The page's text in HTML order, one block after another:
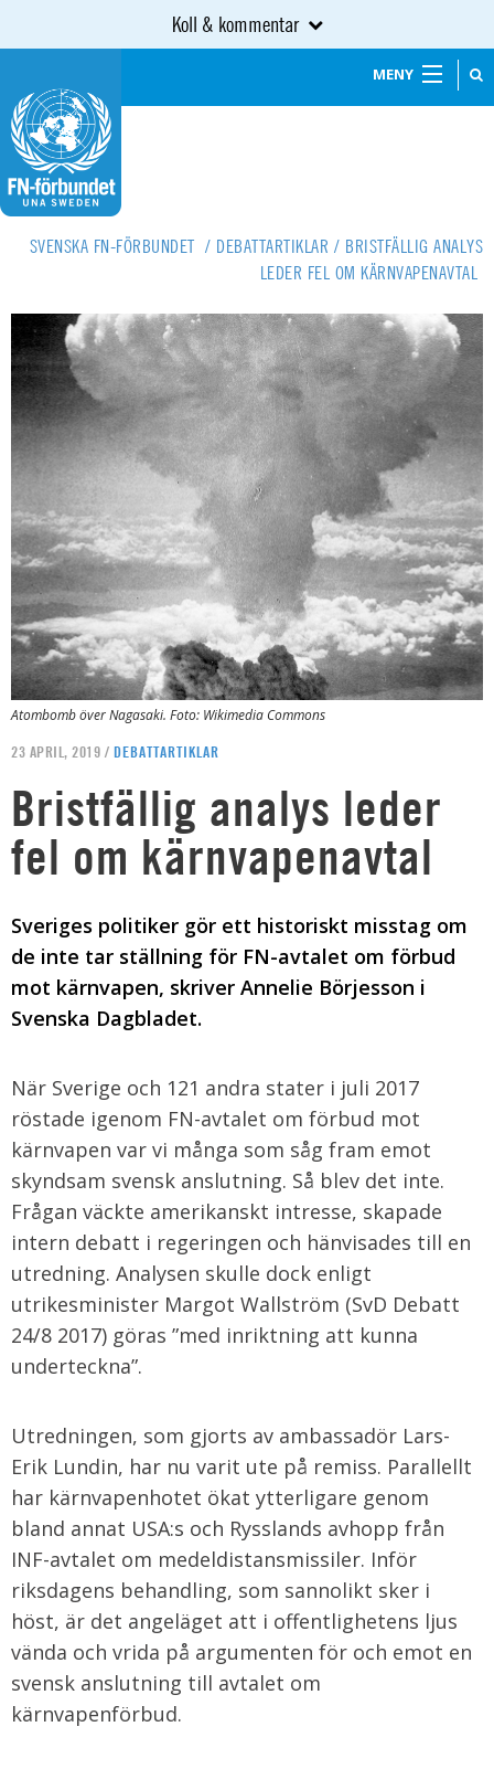
Koll & kommentar
MENY
SVENSKA FN-FÖRBUNDET / DEBATTARTIKLAR / BRISTFÄLLIG ANALYS
LEDER FEL OM KÄRNVAPENAVTAL
Atombomb över Nagasaki. Foto: Wikimedia Commons
23 APRIL, 2019 / DEBATTARTIKLAR
Bristfällig analys leder
fel om kärnvapenavtal
Sveriges politiker gör ett historiskt misstag om
de inte tar ställning för FN-avtalet om förbud
mot kärnvapen, skriver Annelie Börjesson i
Svenska Dagbladet.
När Sverige och 121 andra stater i juli 2017
röstade igenom FN-avtalet om förbud mot
kärnvapen var vi många som såg fram emot
skyndsam svensk anslutning. Så blev det inte.
Frågan väckte amerikanskt intresse, skapade
intern debatt i regeringen och hänvisades till en
utredning. Analysen skulle dock enligt
utrikesminister Margot Wallström (SvD Debatt
24/8 2017) göras ”med inriktning att kunna
underteckna”.
Utredningen, som gjorts av ambassadör Lars-
Erik Lundin, har nu varit ute på remiss. Parallellt
har kärnvapenhotet ökat ytterligare genom
bland annat USA:s och Rysslands avhopp från
INF-avtalet om medeldistansmissiler. Inför
riksdagens behandling, som sannolikt sker i
höst, är det angeläget att i offentlighetens ljus
vända och vrida på argumenten för och emot en
svensk anslutning till avtalet om
kärnvapenförbud.